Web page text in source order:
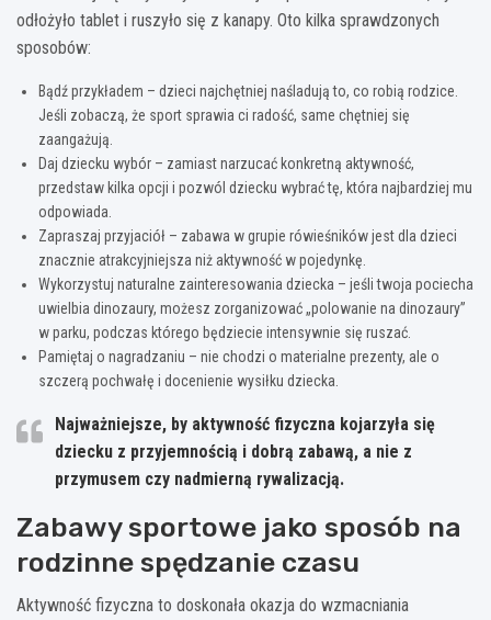
odłożyło tablet i ruszyło się z kanapy. Oto kilka sprawdzonych
sposobów:
Bądź przykładem – dzieci najchętniej naśladują to, co robią rodzice.
Jeśli zobaczą, że sport sprawia ci radość, same chętniej się
zaangażują.
Daj dziecku wybór – zamiast narzucać konkretną aktywność,
przedstaw kilka opcji i pozwól dziecku wybrać tę, która najbardziej mu
odpowiada.
Zapraszaj przyjaciół – zabawa w grupie rówieśników jest dla dzieci
znacznie atrakcyjniejsza niż aktywność w pojedynkę.
Wykorzystuj naturalne zainteresowania dziecka – jeśli twoja pociecha
uwielbia dinozaury, możesz zorganizować „polowanie na dinozaury”
w parku, podczas którego będziecie intensywnie się ruszać.
Pamiętaj o nagradzaniu – nie chodzi o materialne prezenty, ale o
szczerą pochwałę i docenienie wysiłku dziecka.
Najważniejsze, by aktywność fizyczna kojarzyła się
dziecku z przyjemnością i dobrą zabawą, a nie z
przymusem czy nadmierną rywalizacją.
Zabawy sportowe jako sposób na
rodzinne spędzanie czasu
Aktywność fizyczna to doskonała okazja do wzmacniania